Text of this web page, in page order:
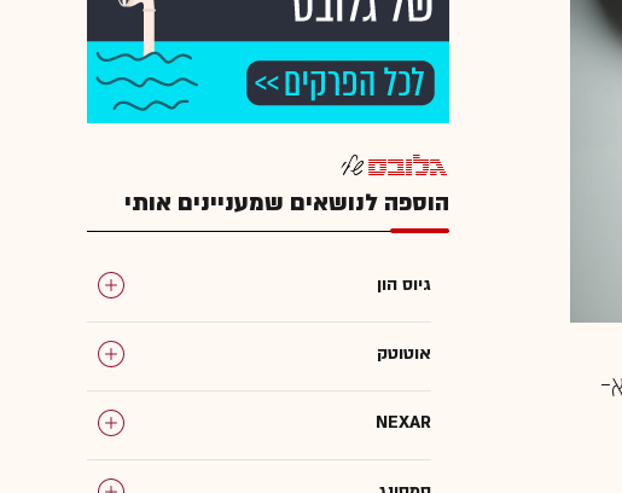
הוספה לנושאים שמעניינים אותי
גיוס הון
אוטוטק
NEXAR